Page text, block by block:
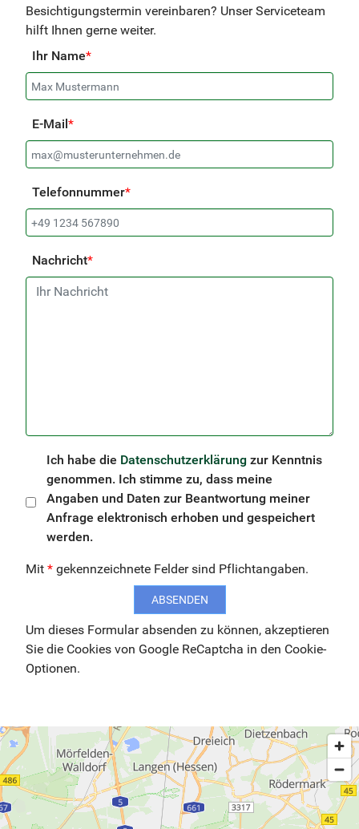
Besichtigungstermin vereinbaren? Unser Serviceteam
hilft Ihnen gerne weiter.
Ihr Name*
E-Mail*
Telefonnummer*
Nachricht*
Ich habe die Datenschutzerklärung zur Kenntnis
genommen. Ich stimme zu, dass meine
Angaben und Daten zur Beantwortung meiner
Anfrage elektronisch erhoben und gespeichert
werden.
Mit * gekennzeichnete Felder sind Pflichtangaben.
ABSENDEN
Um dieses Formular absenden zu können, akzeptieren
Sie die Cookies von Google ReCaptcha in den Cookie-
Optionen.